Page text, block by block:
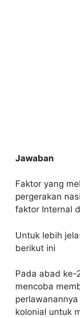
Jawaban
Faktor yang
pergerakan
faktor Internal
Untuk lebih
berikut ini
Pada abad ke-
mencoba
kolonial untuk